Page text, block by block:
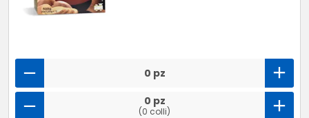
0 pz
0 pz
(0 colli)